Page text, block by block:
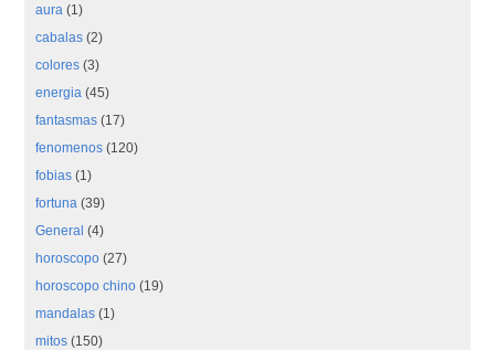
aura (1)
cabalas (2)
colores (3)
energia (45)
fantasmas (17)
fenomenos (120)
fobias (1)
fortuna (39)
General (4)
horoscopo (27)
horoscopo chino (19)
mandalas (1)
mitos (150)